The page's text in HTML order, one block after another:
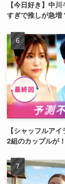
【今日好き】中
すぎで推しが急増
【シャッフルア
2組のカップルが